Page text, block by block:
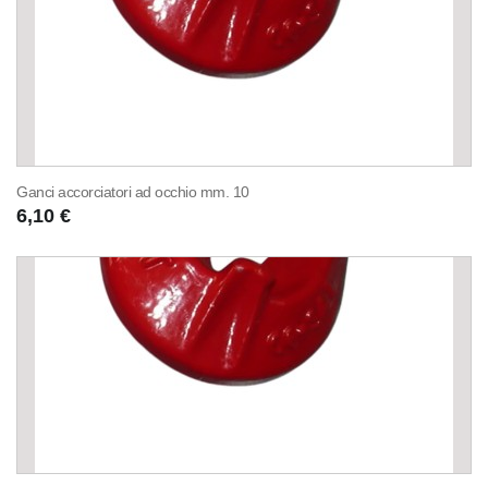
Ganci accorciatori ad occhio mm. 10
6,10 €